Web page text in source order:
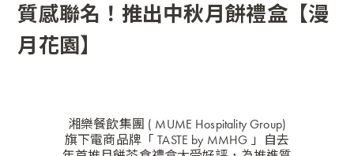
質感聯名！推出中秋月餅禮盒【漫
月花園】
湘樂餐飲集團 ( MUME Hospitality Group)
旗下電商品牌「TASTE by MMHG 」自去